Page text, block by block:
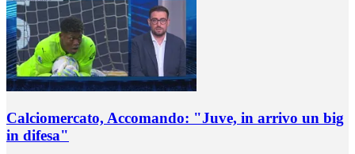
Calciomercato, Accomando: "Juve, in arrivo un big
in difesa"